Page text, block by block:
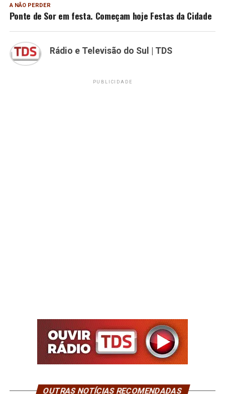
A NÃO PERDER
Ponte de Sor em festa. Começam hoje Festas da Cidade
Rádio e Televisão do Sul | TDS
PUBLICIDADE
OUTRAS NOTÍCIAS RECOMENDADAS